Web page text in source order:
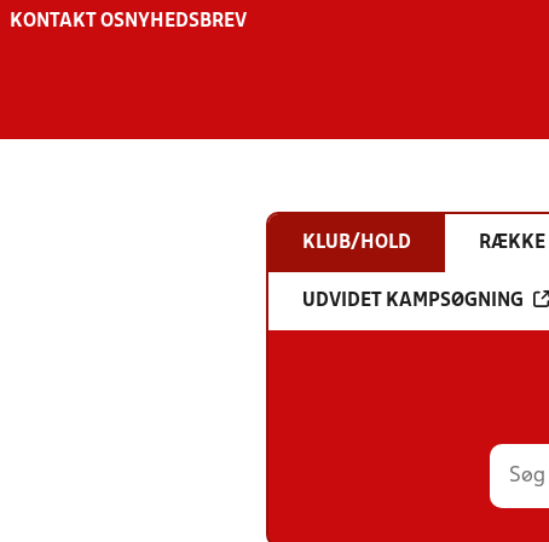
KONTAKT OS NYHEDSBREV
KLUB/HOLD RÆKKE
UDVIDET KAMPSØGNING